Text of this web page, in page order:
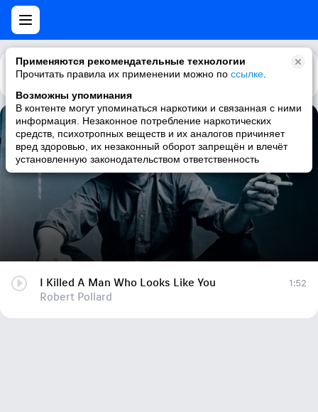
Применяются рекомендательные технологии
Прочитать правила их применении можно по ссылке
Возможны упоминания
В контенте могут упоминаться наркотики и связанная с ними
информация. Незаконное потребление наркотических
средств, психотропных веществ и их аналогов причиняет
вред здоровью, их незаконный оборот запрещён и влечёт
установленную законодательством ответственность
Каталог Рекомендации
I Killed A Man Who Looks Like You
Robert Pollard
I Killed A Man Who Looks Like You
Robert Pollard
1:52